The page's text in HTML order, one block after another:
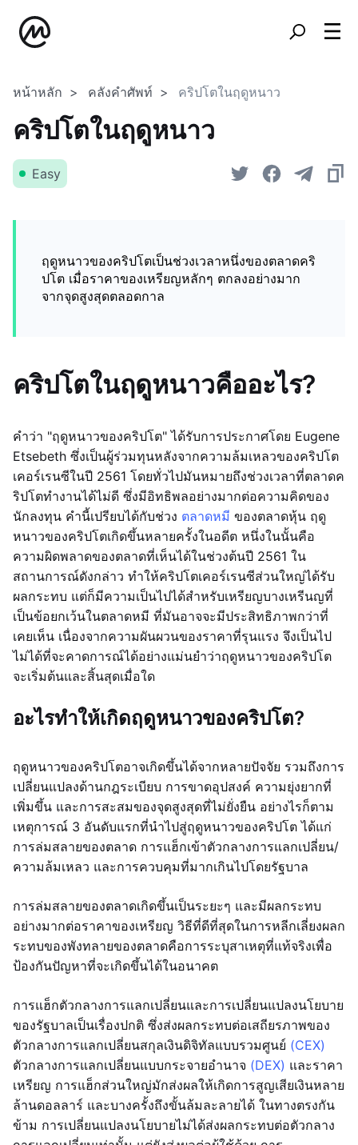
หน้าหลัก คลังคำศัพท์ คริปโตในฤดูหนาว
คริปโตในฤดูหนาว
Easy
ฤดูหนาวของคริปโตเป็นช่วงเวลาหนึ่งของตลาดคริ
ปโต เมื่อราคาของเหรียญหลักๆ ตกลงอย่างมาก
จากจุดสูงสุดตลอดกาล
คริปโตในฤดูหนาวคืออะไร?
คำว่า "ฤดูหนาวของคริปโต" ได้รับการประกาศโดย Eugene
Etsebeth ซึ่งเป็นผู้ร่วมทุนหลังจากความล้มเหลวของคริปโต
เคอร์เรนซีในปี 2561 โดยทั่วไปมันหมายถึงช่วงเวลาที่ตลาดค
ริปโตทำงานได้ไม่ดี ซึ่งมีอิทธิพลอย่างมากต่อความคิดของ
นักลงทุน คำนี้เปรียบได้กับช่วง ตลาดหมี ของตลาดหุ้น ฤดู
หนาวของคริปโตเกิดขึ้นหลายครั้งในอดีต หนึ่งในนั้นคือ
ความผิดพลาดของตลาดที่เห็นได้ในช่วงต้นปี 2561 ใน
สถานการณ์ดังกล่าว ทำให้คริปโตเคอร์เรนซีส่วนใหญ่ได้รับ
ผลกระทบ แต่ก็มีความเป็นไปได้สำหรับเหรียญบางเหรีนญที่
เป็นข้อยกเว้นในตลาดหมี ที่มันอาจจะมีประสิทธิภาพกว่าที่
เคยเห็น เนื่องจากความผันผวนของราคาที่รุนแรง จึงเป็นไป
ไม่ได้ที่จะคาดการณ์ได้อย่างแม่นยำว่าฤดูหนาวของคริปโต
จะเริ่มต้นและสิ้นสุดเมื่อใด
อะไรทำให้เกิดฤดูหนาวของคริปโต?
ฤดูหนาวของคริปโตอาจเกิดขึ้นได้จากหลายปัจจัย รวมถึงการ
เปลี่ยนแปลงด้านกฎระเบียบ การขาดอุปสงค์ ความยุ่งยากที่
เพิ่มขึ้น และการสะสมของจุดสูงสุดที่ไม่ยั่งยืน อย่างไรก็ตาม
เหตุการณ์ 3 อันดับแรกที่นำไปสู่ฤดูหนาวของคริปโต ได้แก่
การล่มสลายของตลาด การแฮ็กเข้าตัวกลางการแลกเปลี่ยน/
ความล้มเหลว และการควบคุมที่มากเกินไปโดยรัฐบาล
การล่มสลายของตลาดเกิดขึ้นเป็นระยะๆ และมีผลกระทบ
อย่างมากต่อราคาของเหรียญ วิธีที่ดีที่สุดในการหลีกเลี่ยงผลก
ระทบของพังทลายของตลาดคือการระบุสาเหตุที่แท้จริงเพื่อ
ป้องกันปัญหาที่จะเกิดขึ้นได้ในอนาคต
การแฮ็กตัวกลางการแลกเปลี่ยนและการเปลี่ยนแปลงนโยบาย
ของรัฐบาลเป็นเรื่องปกติ ซึ่งส่งผลกระทบต่อเสถียรภาพของ
ตัวกลางการแลกเปลี่ยนสกุลเงินดิจิทัลแบบรวมศูนย์ (CEX)
ตัวกลางการแลกเปลี่ยนแบบกระจายอำนาจ (DEX) และราคา
เหรียญ การแฮ็กส่วนใหญ่มักส่งผลให้เกิดการสูญเสียเงินหลาย
ล้านดอลลาร์ และบางครั้งถึงขั้นล้มละลายได้ ในทางตรงกัน
ข้าม การเปลี่ยนแปลงนโยบายไม่ได้ส่งผลกระทบต่อตัวกลาง